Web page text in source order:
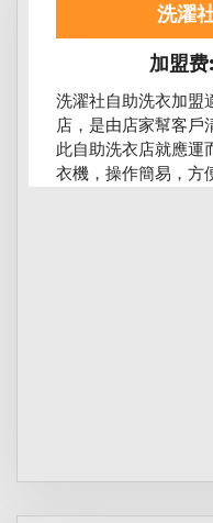
洗濯
加盟
洗濯社自助洗衣加盟
店，是由店家幫客戶
此自助洗衣店就應運
衣機，操作簡易，方